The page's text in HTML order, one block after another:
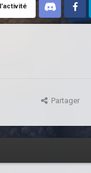
Discord
Partager